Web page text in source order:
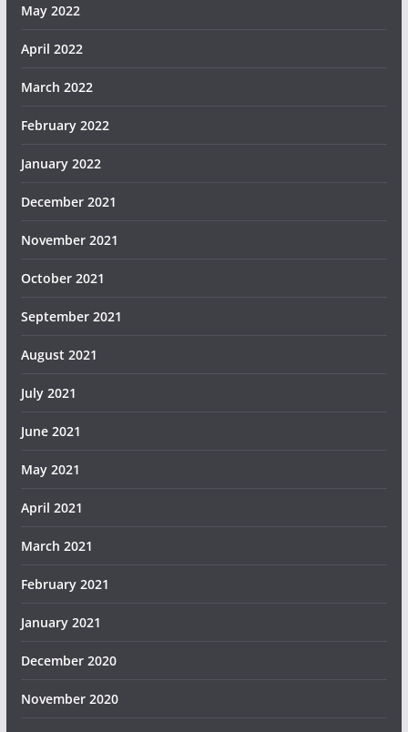
May 2022
April 2022
March 2022
February 2022
January 2022
December 2021
November 2021
October 2021
September 2021
August 2021
July 2021
June 2021
May 2021
April 2021
March 2021
February 2021
January 2021
December 2020
November 2020